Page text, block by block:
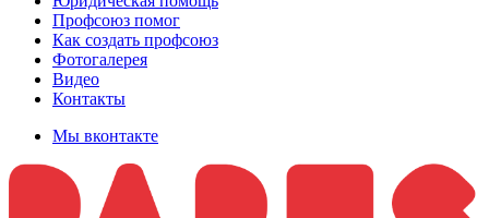
Профсоюз помог
Как создать профсоюз
Фотогалерея
Видео
Контакты
Мы вконтакте